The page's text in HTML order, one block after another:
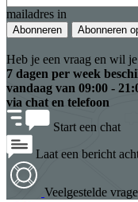
mailadres in
Abonneren
Heb je een vraag en wil
7 dagen per week
vandaag van 09:00 -
via chat en telefoon
Start een chat
Laat een bericht
Veelgestelde